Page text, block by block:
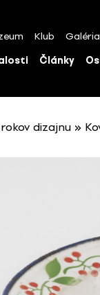
Klub Galéria
Články
dizajnu »